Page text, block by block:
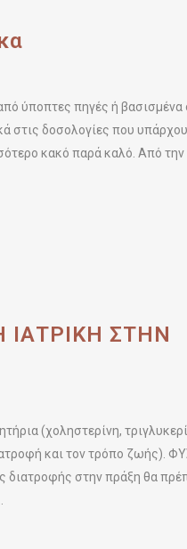
ύποπτες πηγές ή βασισμένα
στις δοσολογίες που
κακό παρά καλό. Από την
ΙΑΤΡΙΚΗ ΣΤΗΝ
(χοληστερίνη,
και τον τρόπο ζωής).
διατροφής στην πράξη θα